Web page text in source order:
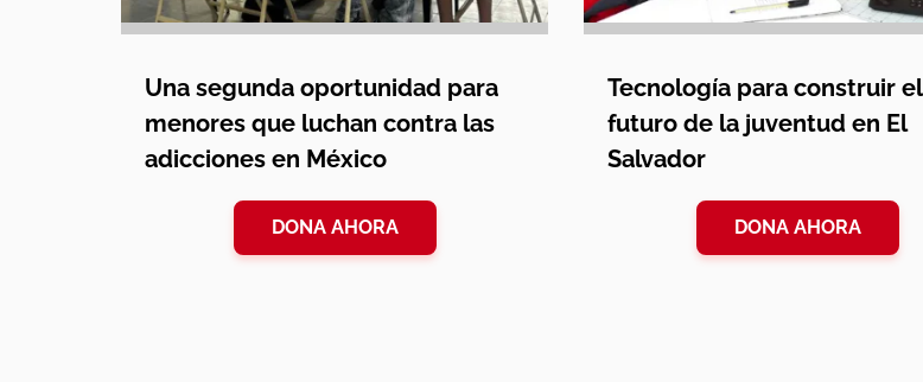
Una segunda oportunidad para
menores que luchan contra las
adicciones en México
DONA AHORA
Tecnología para construir el
futuro de la juventud en El
Salvador
DONA AHORA